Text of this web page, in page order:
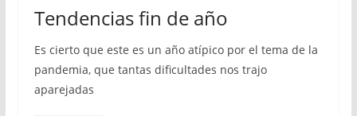
Tendencias fin de año
Es cierto que este es un año atípico por el tema de la
pandemia, que tantas dificultades nos trajo
aparejadas